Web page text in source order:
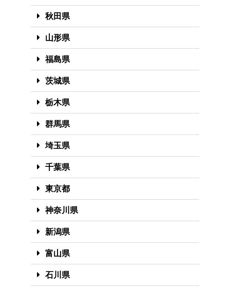
秋田県
山形県
福島県
茨城県
栃木県
群馬県
埼玉県
千葉県
東京都
神奈川県
新潟県
富山県
石川県